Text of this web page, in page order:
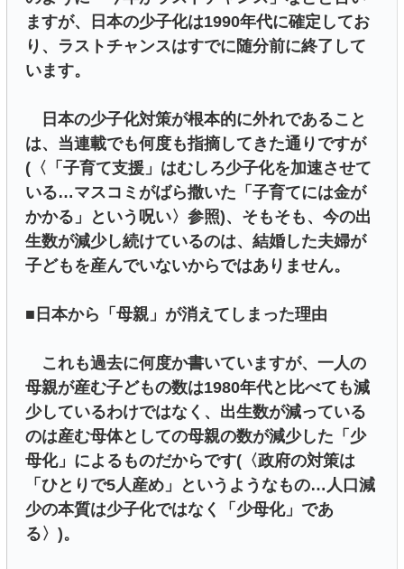
ますが、日本の少子化は1990年代に確定してお
り、ラストチャンスはすでに随分前に終了して
います。
日本の少子化対策が根本的に外れであること
は、当連載でも何度も指摘してきた通りですが
(〈「子育て支援」はむしろ少子化を加速させて
いる…マスコミがばら撒いた「子育てには金が
かかる」という呪い〉参照)、そもそも、今の出
生数が減少し続けているのは、結婚した夫婦が
子どもを産んでいないからではありません。
■日本から「母親」が消えてしまった理由
これも過去に何度か書いていますが、一人の
母親が産む子どもの数は1980年代と比べても減
少しているわけではなく、出生数が減っている
のは産む母体としての母親の数が減少した「少
母化」によるものだからです(〈政府の対策は
「ひとりで5人産め」というようなもの…人口減
少の本質は少子化ではなく「少母化」であ
る〉)。